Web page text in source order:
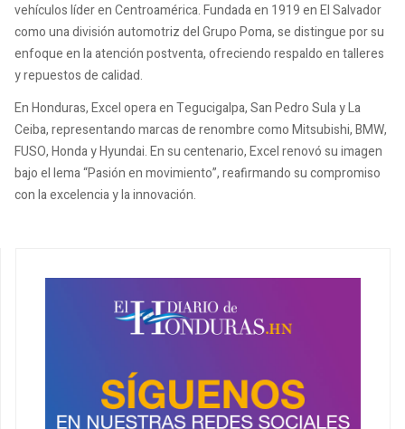
vehículos líder en Centroamérica. Fundada en 1919 en El Salvador
como una división automotriz del Grupo Poma, se distingue por su
enfoque en la atención postventa, ofreciendo respaldo en talleres
y repuestos de calidad.
En Honduras, Excel opera en Tegucigalpa, San Pedro Sula y La
Ceiba, representando marcas de renombre como Mitsubishi, BMW,
FUSO, Honda y Hyundai. En su centenario, Excel renovó su imagen
bajo el lema “Pasión en movimiento”, reafirmando su compromiso
con la excelencia y la innovación.